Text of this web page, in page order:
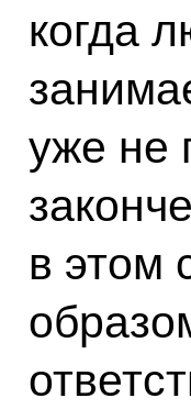
когда
уже не
в этом